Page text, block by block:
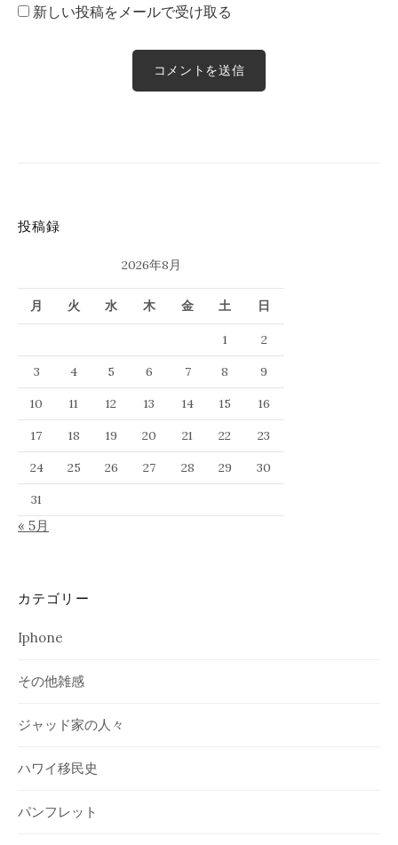
新しい投稿をメールで受け取る
投稿録
2026年8月
月 火 水 木 金 土 日
1
2
3
4 5 6 7 8
9
10
11 12 13 14 15
16
17
18 19 20 21 22
23
24
25 26 27 28 29
30
31
« 5月
カテゴリー
Iphone
その他雑感
ジャッド家の人々
ハワイ移民史
パンフレット